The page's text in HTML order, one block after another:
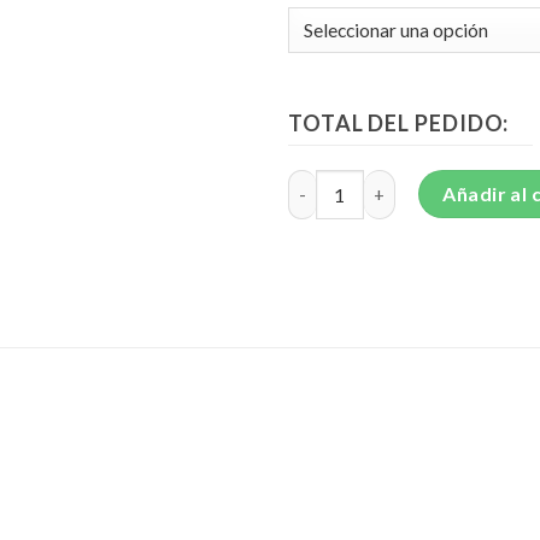
TOTAL DEL PEDIDO:
Florero de Girasoles - F18
Añadir al